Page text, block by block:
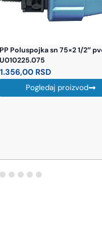
PP Koleno 63X63
1.020,00RSD
Pogledaj proizvod